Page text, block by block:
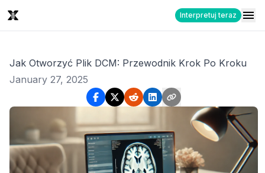
Interpretuj teraz
Jak Otworzyć Plik DCM: Przewodnik Krok Po Kroku
January 27, 2025